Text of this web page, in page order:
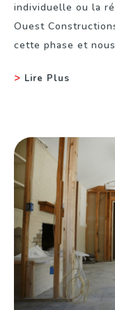
individuelle ou la
Ouest
cette phase et
Lire Plus